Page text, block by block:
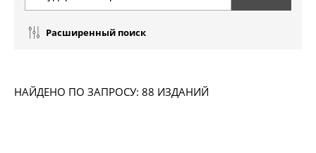
Расширенный поиск
НАЙДЕНО ПО ЗАПРОСУ: 88 ИЗДАНИЙ